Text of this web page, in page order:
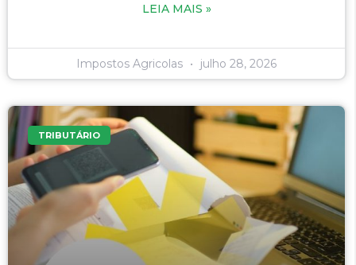
LEIA MAIS »
Impostos Agricolas julho 28, 2026
TRIBUTÁRIO